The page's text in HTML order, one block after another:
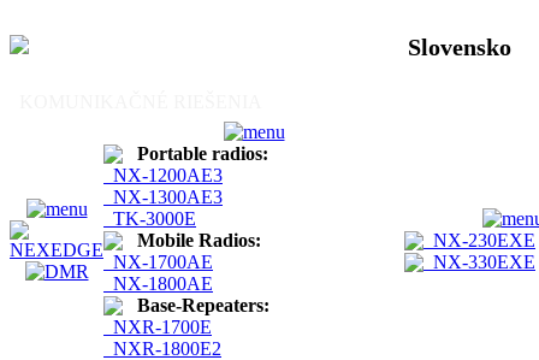
Slovensko
Portable radios:
NX-1200AE3
NX-1300AE3
TK-3000E
Mobile Radios:
NX-1700AE
NX-1800AE
Base-Repeaters:
NXR-1700E
NXR-1800E2
NX-230EXE
NX-330EXE